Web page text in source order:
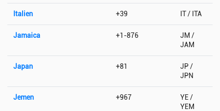
Italien +39 IT / ITA
Jamaica +1-876
JM /
JAM
Japan +81
JP /
JPN
Jemen +967
YE /
YEM